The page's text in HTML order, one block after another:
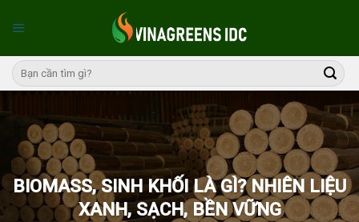
BIOMASS, SINH KHỐI LÀ GÌ? NHIÊN LIỆU
XANH, SẠCH, BỀN VỮNG